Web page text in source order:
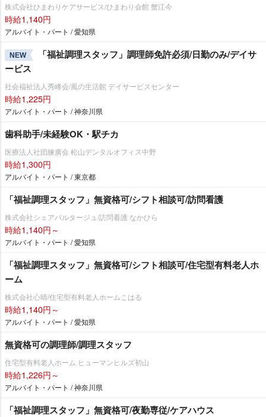
株式会社ひまわりケアサービス/ひまわり会館 蟹江今
時給1,140円
アルバイト・パート / 愛知県
NEW
「福祉調理スタッフ」調理師免許必須/日勤のみ/デイサ
ービス
社会福祉法人秀峰会/風の生活館 デイサービスセンター
時給1,225円
アルバイト・パート / 神奈川県
歯科助手/未経験OK・駅チカ
医療法人社団練廣会 松山デンタルオフィス中野
時給1,300円
アルバイト・パート / 東京都
「福祉調理スタッフ」無資格可/シフト相談可/訪問看護
株式会社シェアパルタージュ/訪問看護 なかひら
時給1,140円～
アルバイト・パート / 愛知県
「福祉調理スタッフ」無資格可/シフト相談可/住宅型有料老人ホ
ーム
株式会社心晴/住宅型有料老人ホームこはる
時給1,140円～
アルバイト・パート / 愛知県
無資格可の調理師/調理スタッフ
住宅型有料老人ホーム ヒューマンヒルズ初山
時給1,226円～
アルバイト・パート / 神奈川県
「福祉調理スタッフ」無資格可/夜勤専従/ケアハウス